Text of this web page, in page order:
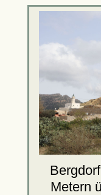
Bergdorf
Metern